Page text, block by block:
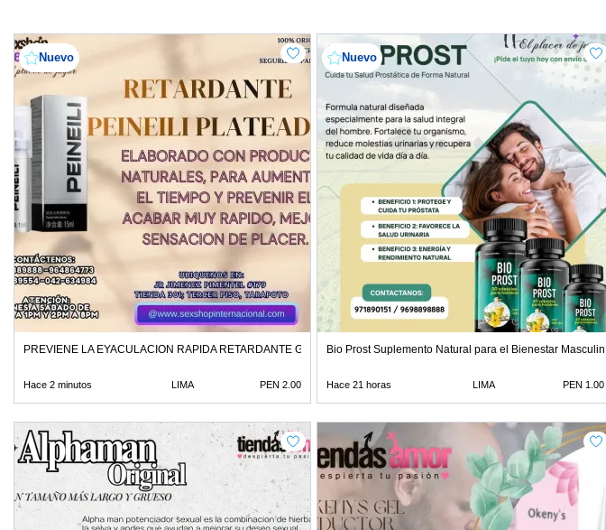
Nuevo
PREVIENE LA EYACULACION RAPIDA RETARDANTE GARANTIZADO TIENDA
Hace 2 minutos LIMA PEN 2.00
Nuevo
Bio Prost Suplemento Natural para el Bienestar Masculino
Hace 21 horas LIMA PEN 1.00